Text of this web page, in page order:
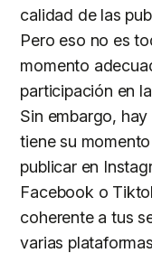
calidad de las
Pero eso no es
momento
participación en
Sin embargo,
tiene su
publicar en
Facebook o
coherente a tus
varias